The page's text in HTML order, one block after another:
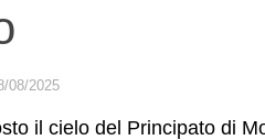
08/2025
il cielo del Principato di